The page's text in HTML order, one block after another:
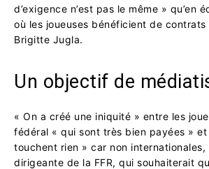
d’exigence n’est pas le même » qu’en
où les joueuses bénéficient de
Brigitte Jugla.
Un objectif de
« On a créé une iniquité » entre les
fédéral « qui sont très bien payées »
touchent rien » car non internationales,
dirigeante de la FFR, qui souhaiterait